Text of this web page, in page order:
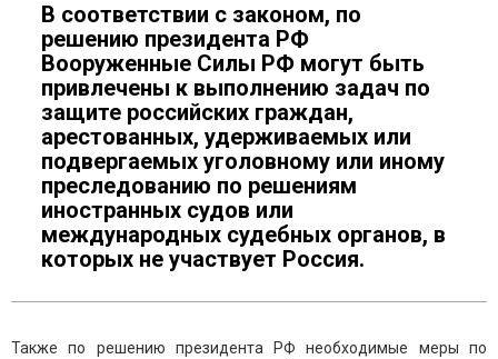
В соответствии с законом, по
решению президента РФ
Вооруженные Силы РФ могут быть
привлечены к выполнению задач по
защите российских граждан,
арестованных, удерживаемых или
подвергаемых уголовному или иному
преследованию по решениям
иностранных судов или
международных судебных органов, в
которых не участвует Россия.
Также по решению президента РФ необходимые меры по